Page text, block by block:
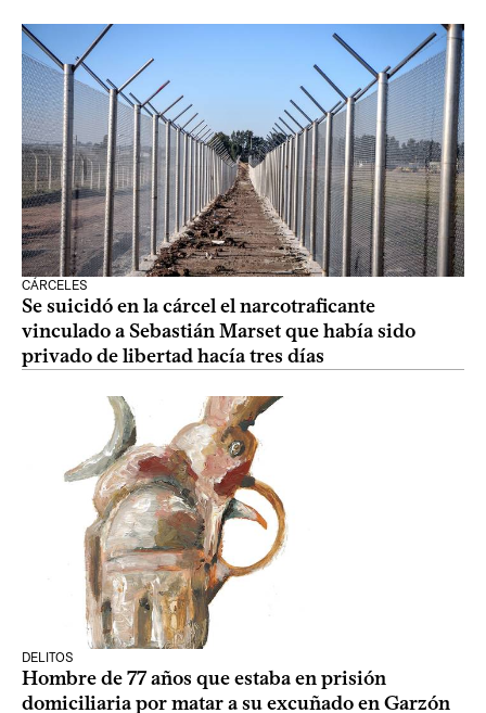
CÁRCELES
Se suicidó en la cárcel el narcotraficante
vinculado a Sebastián Marset que había sido
privado de libertad hacía tres días
DELITOS
Hombre de 77 años que estaba en prisión
domiciliaria por matar a su excuñado en Garzón